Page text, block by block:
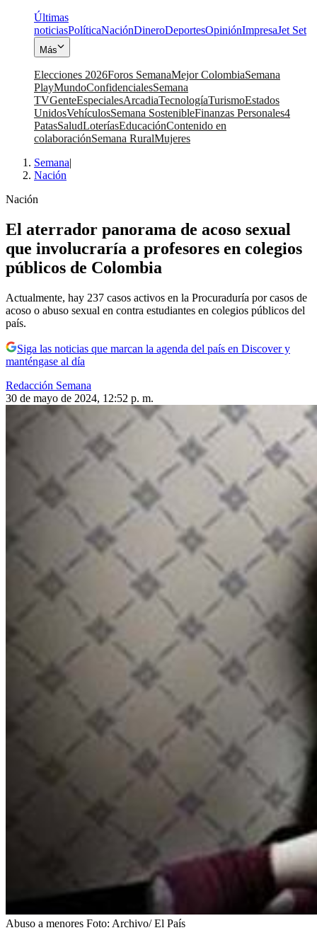
Últimas
noticiasPolíticaNaciónDineroDeportesOpiniónImpresaJet Set
Más
Elecciones 2026Foros SemanaMejor ColombiaSemana
PlayMundoConfidencialesSemana
TVGenteEspecialesArcadiaTecnologíaTurismoEstados
UnidosVehículosSemana SostenibleFinanzas Personales4
PatasSaludLoteríasEducaciónContenido en
colaboraciónSemana RuralMujeres
Semana|
Nación
Nación
El aterrador panorama de acoso sexual
que involucraría a profesores en colegios
públicos de Colombia
Actualmente, hay 237 casos activos en la Procuraduría por casos de
acoso o abuso sexual en contra estudiantes en colegios públicos del
país.
Siga las noticias que marcan la agenda del país en Discover y
manténgase al día
Redacción Semana
30 de mayo de 2024, 12:52 p. m.
Abuso a menores Foto: Archivo/ El País